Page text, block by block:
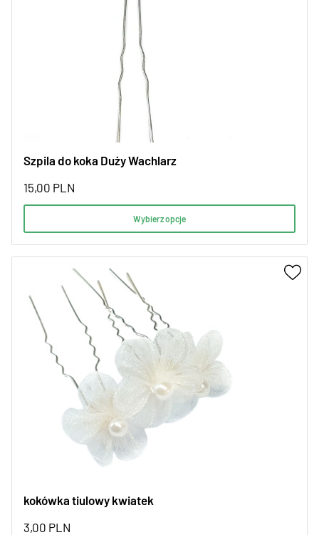
Szpila do koka Duży Wachlarz
15,00 PLN
Wybierz opcje
kokówka tiulowy kwiatek
3,00 PLN